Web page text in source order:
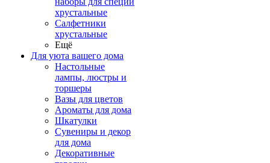
хрустальные
Салфетники
хрустальные
Ещё
Для уюта вашего дома
Настольные
лампы, люстры и
торшеры
Вазы для цветов
Ароматы для дома
Шкатулки
Сувениры и декор
для дома
Декоративные